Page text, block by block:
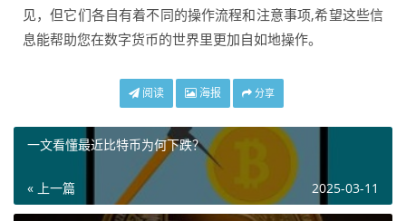
见，但它们各自有着不同的操作流程和注意事项,希望这些信
息能帮助您在数字货币的世界里更加自如地操作。
阅读 海报 分享
一文看懂最近比特币为何下跌？
« 上一篇 2025-03-11